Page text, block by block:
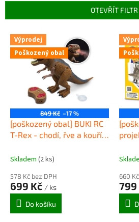
r
OTEVŘÍT FILTR
V
p
Výprodej
Poškozený obal
849 Kč –17 %
[poškozený obal] BUKI RC
T-Rex - chodí, řve a kouří z
Skladem (2 ks)
578 Kč bez DPH
699 Kč / ks
Do košíku
660
799